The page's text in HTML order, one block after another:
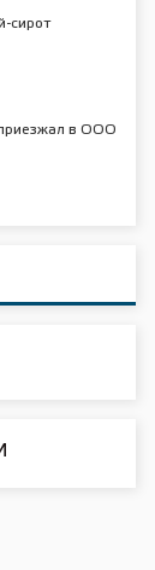
сирот
в ООО